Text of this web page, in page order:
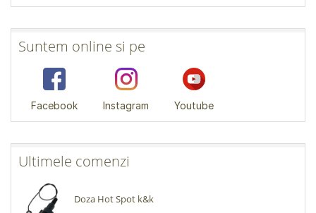
Suntem online si pe
Facebook Instagram Youtube
Ultimele comenzi
Doza Hot Spot k&k